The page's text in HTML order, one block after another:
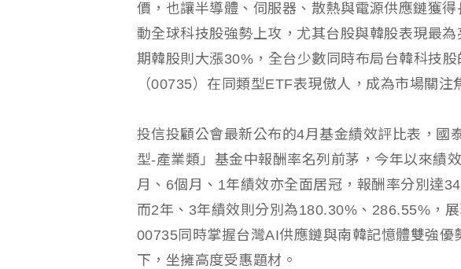
價，也讓半導體、伺服器、散熱與電源供應鏈獲
動全球科技股強勢上攻，尤其台股與韓股表現最
期韓股則大漲30%，全台少數同時布局台韓科技股
（00735）在同類型ETF表現傲人，成為市場關注
投信投顧公會最新公布的4月基金績效評比表，國
型-產業類」基金中報酬率名列前茅，今年以來績
月、6個月、1年績效亦全面居冠，報酬率分別達
而2年、3年績效則分別為180.30%、286.55%，
00735同時掌握台灣AI供應鏈與南韓記憶體雙強優
下，坐擁高度受惠題材。